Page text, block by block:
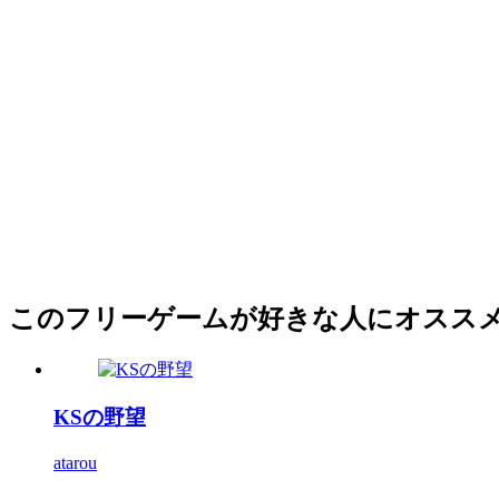
このフリーゲームが好きな人にオスス
KSの野望
atarou